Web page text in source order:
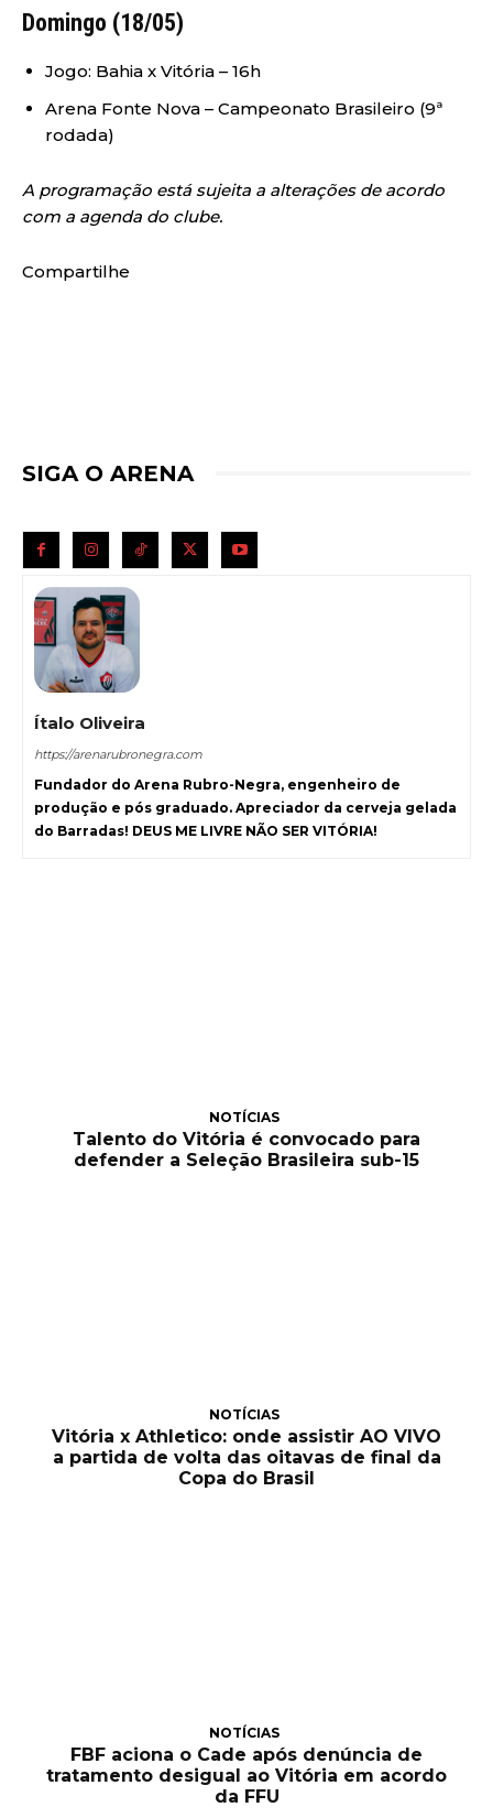
Domingo (18/05)
Jogo: Bahia x Vitória – 16h
Arena Fonte Nova – Campeonato Brasileiro (9ª
rodada)
A programação está sujeita a alterações de acordo
com a agenda do clube.
Compartilhe
SIGA O ARENA
Ítalo Oliveira
https://arenarubronegra.com
Fundador do Arena Rubro-Negra, engenheiro de
produção e pós graduado. Apreciador da cerveja gelada
do Barradas! DEUS ME LIVRE NÃO SER VITÓRIA!
NOTÍCIAS
Talento do Vitória é convocado para
defender a Seleção Brasileira sub-15
NOTÍCIAS
Vitória x Athletico: onde assistir AO VIVO
a partida de volta das oitavas de final da
Copa do Brasil
NOTÍCIAS
FBF aciona o Cade após denúncia de
tratamento desigual ao Vitória em acordo
da FFU